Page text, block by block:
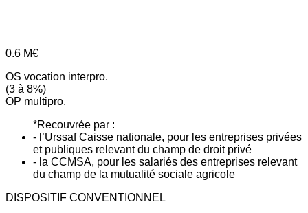
0.6 M€
OS vocation interpro.
(3 à 8%)
OP multipro.
*Recouvrée par :
- l’Urssaf Caisse nationale, pour les entreprises privées
et publiques relevant du champ de droit privé
- la CCMSA, pour les salariés des entreprises relevant
du champ de la mutualité sociale agricole
DISPOSITIF CONVENTIONNEL